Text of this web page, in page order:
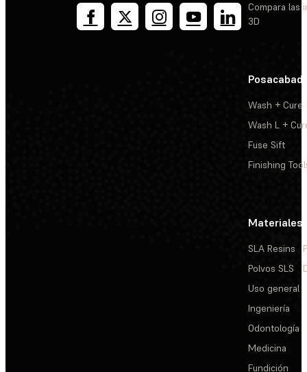
Compara las
3D
Wash + Cure
Wash L +
Fuse Sift
Finishing
Materiales
SLA Resins
Polvos SLS
Uso general
Ingeniería
Odontología
Medicina
Fundición